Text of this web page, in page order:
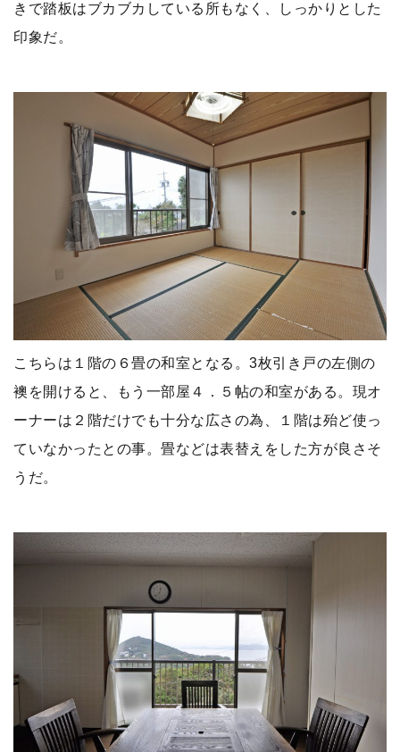
きで踏板はブカブカしている所もなく、しっかりとした
印象だ。
こちらは１階の６畳の和室となる。3枚引き戸の左側の
襖を開けると、もう一部屋４．５帖の和室がある。現オ
ーナーは２階だけでも十分な広さの為、１階は殆ど使っ
ていなかったとの事。畳などは表替えをした方が良さそ
うだ。